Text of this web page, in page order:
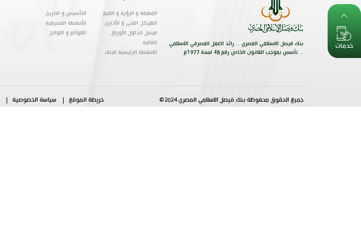
بنك فيصل الاسلامي المصري .. رائد العمل المصرفي الاسلامي
.. تأسس بموجب القانون الخاص رقم 48 لسنة 1977م
المهمة و الرؤية و القيم
التأسيس و التاريخ
الهيكل الفنى و الأدارى
الأنشطة المصرفية
فيصل لتداول الأوراق
المالية
القوائم و اللوائح
الانشطة الرئيسية للبنك
جميع الحقوق محفوظة بنك فيصل الاسلامي المصري 2024© خريطة الموقع سياسة الخصوصية
خدمات